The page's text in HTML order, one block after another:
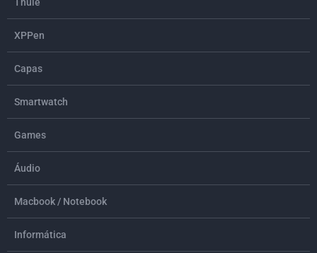
XPPen
Capas
Smartwatch
Games
Áudio
Macbook / Notebook
Informática